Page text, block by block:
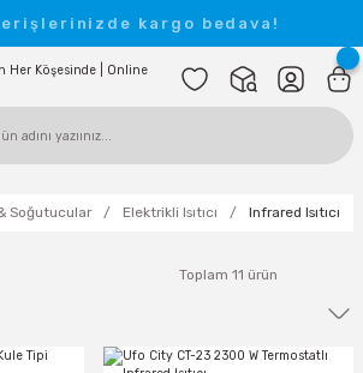
kargo bedava!
& Soğutucular Elektrikli Isıtıcı Infrared Isıtıcı
Toplam 11 ürün